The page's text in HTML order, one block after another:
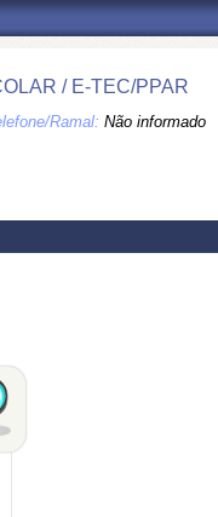
/ E-TEC/PPAR
Ramal: Não informado